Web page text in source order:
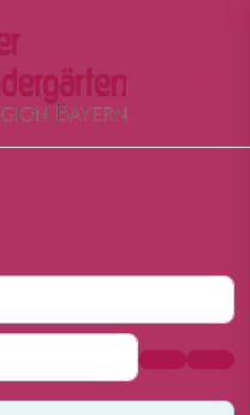
Suchen